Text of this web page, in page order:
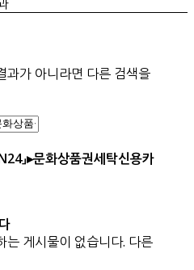
과가 아니라면 다른 검색을
」▸문화상품권세탁신용카
는 게시물이 없습니다. 다른